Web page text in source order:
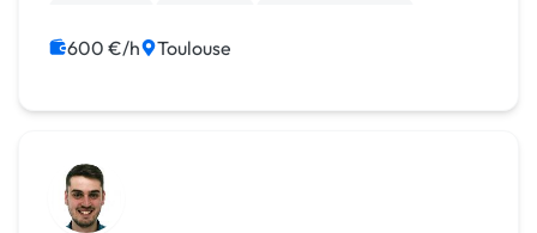
600 €/h Toulouse